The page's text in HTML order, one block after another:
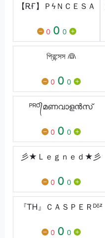
【ᎡҒ】ㅤＰϟＮＣＥＳＡ
0 0 0
প্রিন্সেস 👰
0 0 0
ᴾᴿᴼ᭄മണവാളൻസ്
0 0 0
彡★Ｌｅｇｎｅｄ★彡
0 0 0
『ᎢᎻ』ＣＡＳＰＥＲᴰᵟᶻ
0 0 0